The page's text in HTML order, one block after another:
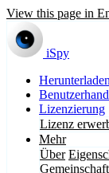
View this page in
iSpy
Herunterladen
Lizenzierung
Lizenz
Mehr
Über
Gemeinschaft